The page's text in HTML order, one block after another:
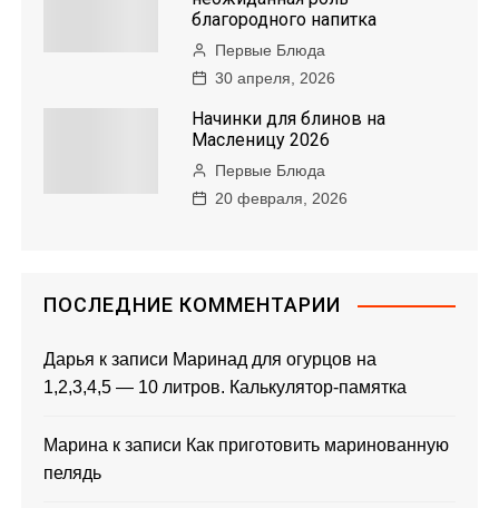
м
благородного напитка
Первые Блюда
30 апреля, 2026
Начинки для блинов на
Масленицу 2026
Первые Блюда
20 февраля, 2026
ПОСЛЕДНИЕ КОММЕНТАРИИ
Дарья к записи Маринад для огурцов на
1,2,3,4,5 — 10 литров. Калькулятор-памятка
Марина к записи Как приготовить маринованную
пелядь